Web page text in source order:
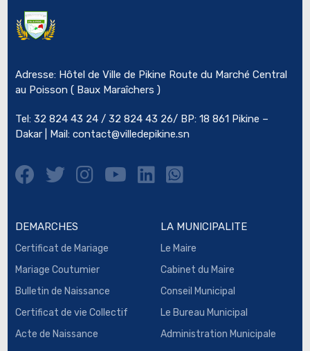
Adresse: Hôtel de Ville de Pikine Route du Marché Central
au Poisson ( Baux Maraîchers )
Tel: 32 824 43 24 / 32 824 43 26/ BP: 18 861 Pikine –
Dakar | Mail: contact@villedepikine.sn
DEMARCHES
Certificat de Mariage
Mariage Coutumier
Bulletin de Naissance
Certificat de vie Collectif
Acte de Naissance
LA MUNICIPALITE
Le Maire
Cabinet du Maire
Conseil Municipal
Le Bureau Municipal
Administration Municipale